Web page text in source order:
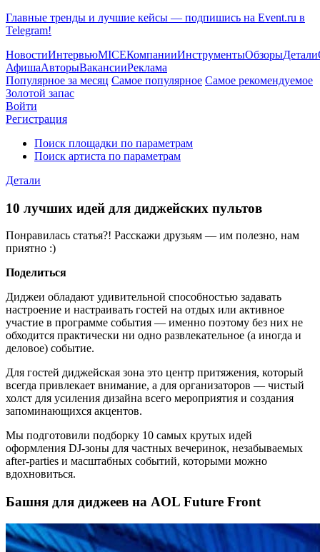
Главные тренды и лучшие кейсы — подпишись на Event.ru в
Telegram!
НовостиИнтервьюMICEКомпанииИнструментыОбзорыДетали
АфишаАвторыВакансииРеклама
Популярное за месяц Самое популярное Самое рекомендуемое
Золотой запас
Войти
Регистрация
Поиск площадки по параметрам
Поиск артиста по параметрам
Детали
10 лучших идей для диджейских пультов
Понравилась статья?! Расскажи друзьям — им полезно, нам
приятно :)
Поделиться
Диджеи обладают удивительной способностью задавать
настроение и настраивать гостей на отдых или активное
участие в программе события — именно поэтому без них не
обходится практически ни одно развлекательное (а иногда и
деловое) событие.
Для гостей диджейская зона это центр притяжения, который
всегда привлекает внимание, а для организаторов — чистый
холст для усиления дизайна всего мероприятия и создания
запоминающихся акцентов.
Мы подготовили подборку 10 самых крутых идей
оформления DJ-зоны для частных вечеринок, незабываемых
after-parties и масштабных событий, которыми можно
вдохновиться.
Башня для диджеев на AOL Future Front